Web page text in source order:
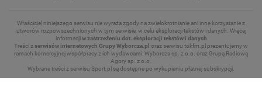
Właściciel niniejszego serwisu nie wyraża zgody na zwielokrotnianie ani inne korzystanie z
utworów rozpowszechnionych w tym serwisie, w celu eksploracji tekstów i danych. Więcej
informacjiw zastrzeżeniu dot. eksploracji tekstów i danych
Treści zserwisów internetowych Grupy Wyborcza.pl oraz serwisu tokfm.pl prezentujemy w
ramach komercyjnej współpracy z ich wydawcami: Wyborcza sp. z o.o. oraz Grupą Radiową
Agory sp. z o.o.
Wybrane treści z serwisu Sport.pl są dostępne po wykupieniu płatnej subskrypcji.